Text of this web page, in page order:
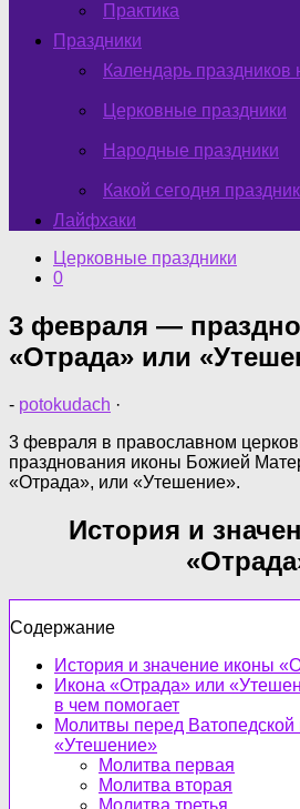
Практика
Праздники
Календарь праздников
Церковные праздники
Народные праздники
Какой сегодня праздник
Лайфхаки
Церковные праздники
0
3 февраля —
«Отрада» или
- potokudach ·
3 февраля в православном
празднования иконы Божией
«Отрада», или «Утешение».
История и
Содержание
История и значение иконы
Икона «Отрада» или
в чем помогает
Молитвы перед Ватопедской
«Утешение»
Молитва первая
Молитва вторая
Молитва третья